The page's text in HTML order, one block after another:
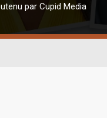
par Cupid Media